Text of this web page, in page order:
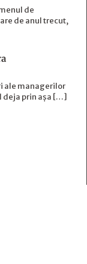
de
de anul trecut,
ale managerilor
deja prin așa […]